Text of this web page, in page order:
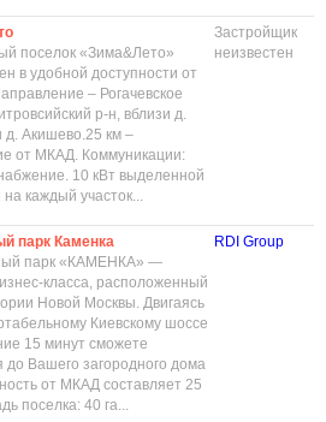
поселок «Зима&Лето»
в удобной доступности от
– Рогачевское
р-н, вблизи д.
д. Акишево.25 км –
от МКАД. Коммуникации:
10 кВт выделенной
каждый участок...
Застройщик
неизвестен
парк Каменка
парк «КАМЕНКА» —
класса, расположенный
Новой Москвы. Двигаясь
Киевскому шоссе
15 минут сможете
до Вашего загородного дома
от МКАД составляет 25
поселка: 40 га...
RDI Group